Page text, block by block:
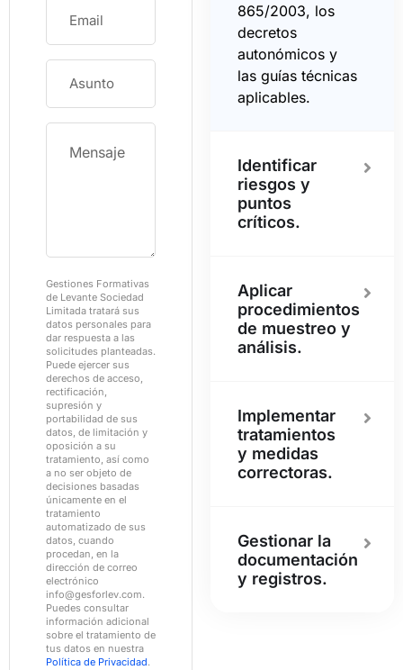
Gestiones Formativas
de Levante Sociedad
Limitada tratará sus
datos personales para
dar respuesta a las
solicitudes planteadas.
Puede ejercer sus
derechos de acceso,
rectificación,
supresión y
portabilidad de sus
datos, de limitación y
oposición a su
tratamiento, así como
a no ser objeto de
decisiones basadas
únicamente en el
tratamiento
automatizado de sus
datos, cuando
procedan, en la
dirección de correo
electrónico
info@gesforlev.com.
Puedes consultar
información adicional
sobre el tratamiento de
tus datos en nuestra
Política de Privacidad.
865/2003, los
decretos
autonómicos y
las guías técnicas
aplicables.
Identificar
riesgos y
puntos
críticos.
Aplicar
procedimientos
de muestreo y
análisis.
Implementar
tratamientos
y medidas
correctoras.
Gestionar la
documentación
y registros.